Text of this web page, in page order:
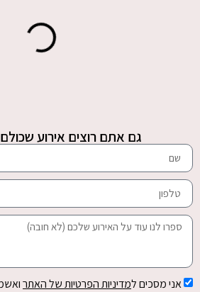
גם אתם רוצים אירוע שכולם
אני מסכים למדיניות הפרטיות של האתר